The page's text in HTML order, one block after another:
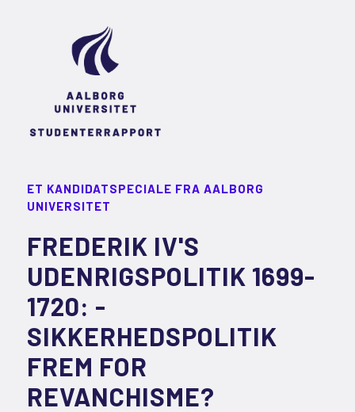
ET KANDIDATSPECIALE FRA AALBORG
UNIVERSITET
FREDERIK IV'S
UDENRIGSPOLITIK 1699-
1720: -
SIKKERHEDSPOLITIK
FREM FOR
REVANCHISME?